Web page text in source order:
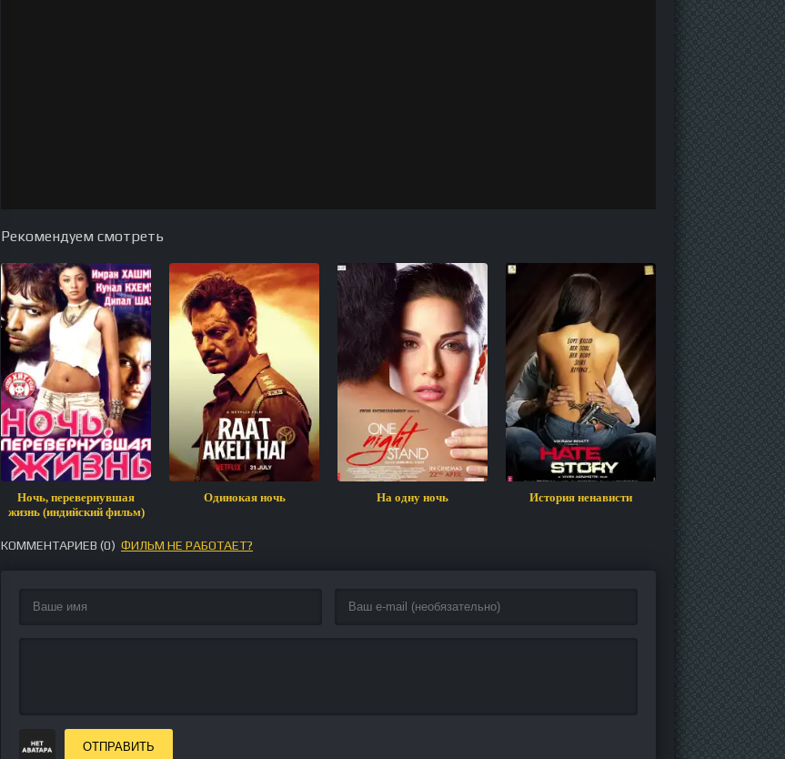
Рекомендуем смотреть
Ночь, перевернувшая
жизнь (индийский фильм)
Одинокая ночь На одну ночь История ненависти
Суд над
семеркой
КОММЕНТАРИЕВ (0) ФИЛЬМ НЕ РАБОТАЕТ?
ОТПРАВИТЬ